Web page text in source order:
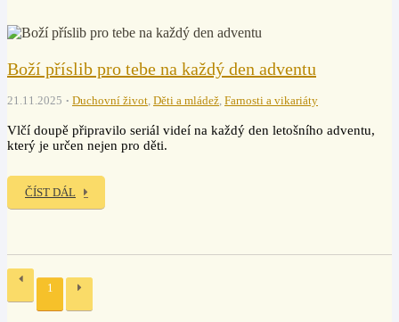
Boží příslib pro tebe na každý den adventu
21.11.2025 Duchovní život, Děti a mládež, Farnosti a vikariáty
Vlčí doupě připravilo seriál videí na každý den letošního adventu,
který je určen nejen pro děti.
ČÍST DÁL
1